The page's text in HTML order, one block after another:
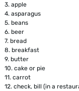
3. apple
4. asparagus
5. beans
6. beer
7. bread
8. breakfast
9. butter
10. cake or pie
11. carrot
12. check, bill (in a